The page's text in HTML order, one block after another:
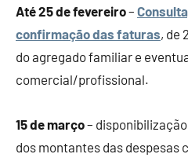
Até 25 de fevereiro–
confirmação das faturas, de
do agregado familiar e
comercial/profissional.
15 de março–
dos montantes das despesas